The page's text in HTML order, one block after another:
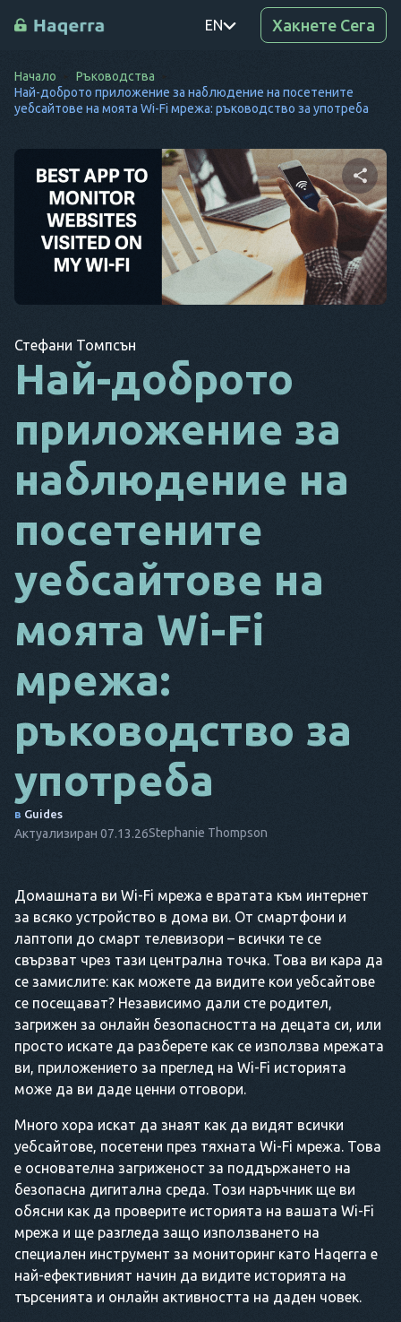
EN
PT
DE
SV
EL
CS
DA
FR
NL
TR
PT
Хакнете Сега
Начало
Ръководства
Най-доброто приложение за наблюдение на посетените
уебсайтове на моята Wi-Fi мрежа: ръководство за употреба
Споделете тази
статия
Стефани Томпсън
Най-доброто
приложение за
наблюдение на
посетените
уебсайтове на
моята Wi-Fi
мрежа:
ръководство за
употреба
в Guides
Актуализиран 07.13.26Stephanie Thompson
Домашната ви Wi-Fi мрежа е вратата към интернет
за всяко устройство в дома ви. От смартфони и
лаптопи до смарт телевизори – всички те се
свързват чрез тази централна точка. Това ви кара да
се замислите: как можете да видите кои уебсайтове
се посещават? Независимо дали сте родител,
загрижен за онлайн безопасността на децата си, или
просто искате да разберете как се използва мрежата
ви, приложението за преглед на Wi-Fi историята
може да ви даде ценни отговори.
Много хора искат да знаят как да видят всички
уебсайтове, посетени през тяхната Wi-Fi мрежа. Това
е основателна загриженост за поддържането на
безопасна дигитална среда. Този наръчник ще ви
обясни как да проверите историята на вашата Wi-Fi
мрежа и ще разгледа защо използването на
специален инструмент за мониторинг като Haqerra е
най-ефективният начин да видите историята на
търсенията и онлайн активността на даден човек.